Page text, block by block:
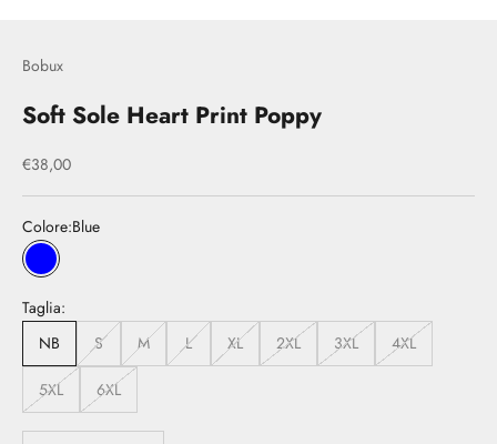
Bobux
Soft Sole Heart Print Poppy
Prezzo scontato
€38,00
Colore:Blue
Blue
Taglia:
NB
S M L XL 2XL 3XL 4XL
5XL 6XL